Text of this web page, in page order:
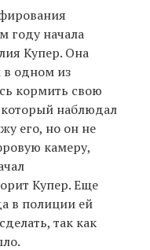
году начала
Купер. Она
в одном из
кормить свою
наблюдал
его, но он не
камеру,
Купер. Еще
в полиции ей
так как